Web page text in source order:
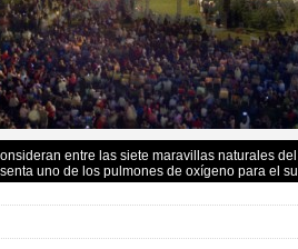
entre las siete maravillas naturales
uno de los pulmones de oxígeno para el